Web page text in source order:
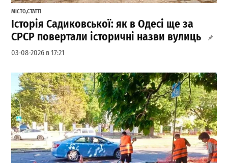
МІСТО,СТАТТІ
Історія Садиковської: як в Одесі ще за
СРСР повертали історичні назви вулиць
03-08-2026 в 17:21